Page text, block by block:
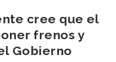
cree que el
frenos y
Gobierno